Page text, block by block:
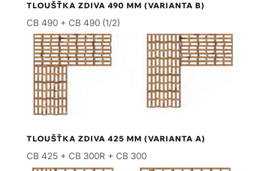
TLOUŠŤKA ZDIVA 490 MM (VARIANTA B)
CB 490 + CB 490 (1/2)
TLOUŠŤKA ZDIVA 425 MM (VARIANTA A)
CB 425 + CB 300R + CB 300